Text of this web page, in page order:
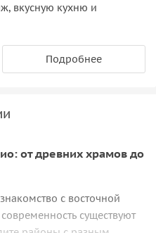
вкусную кухню и
Подробнее
от древних храмов до
с восточной
существуют